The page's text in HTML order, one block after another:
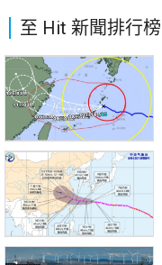
至 Hit 新聞排行榜